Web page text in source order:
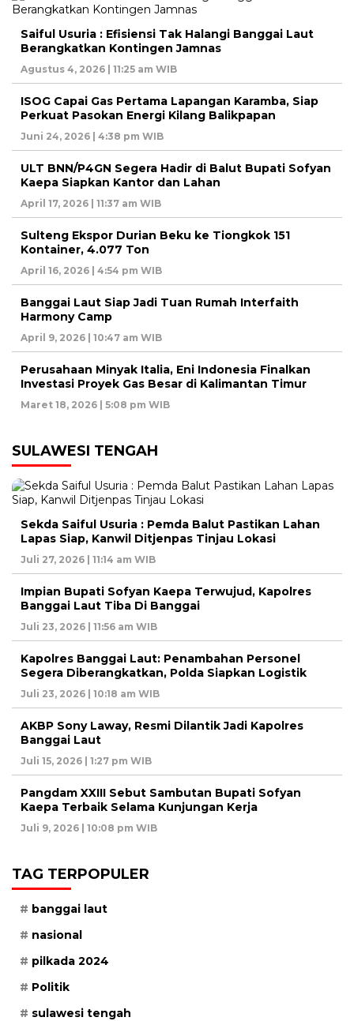
Saiful Usuria : Efisiensi Tak Halangi Banggai Laut
Berangkatkan Kontingen Jamnas
Agustus 4, 2026 | 11:25 am WIB
ISOG Capai Gas Pertama Lapangan Karamba, Siap
Perkuat Pasokan Energi Kilang Balikpapan
Juni 24, 2026 | 4:38 pm WIB
ULT BNN/P4GN Segera Hadir di Balut Bupati Sofyan
Kaepa Siapkan Kantor dan Lahan
April 17, 2026 | 11:37 am WIB
Sulteng Ekspor Durian Beku ke Tiongkok 151
Kontainer, 4.077 Ton
April 16, 2026 | 4:54 pm WIB
Banggai Laut Siap Jadi Tuan Rumah Interfaith
Harmony Camp
April 9, 2026 | 10:47 am WIB
Perusahaan Minyak Italia, Eni Indonesia Finalkan
Investasi Proyek Gas Besar di Kalimantan Timur
Maret 18, 2026 | 5:08 pm WIB
SULAWESI TENGAH
Sekda Saiful Usuria : Pemda Balut Pastikan Lahan
Lapas Siap, Kanwil Ditjenpas Tinjau Lokasi
Juli 27, 2026 | 11:14 am WIB
Impian Bupati Sofyan Kaepa Terwujud, Kapolres
Banggai Laut Tiba Di Banggai
Juli 23, 2026 | 11:56 am WIB
Kapolres Banggai Laut: Penambahan Personel
Segera Diberangkatkan, Polda Siapkan Logistik
Juli 23, 2026 | 10:18 am WIB
AKBP Sony Laway, Resmi Dilantik Jadi Kapolres
Banggai Laut
Juli 15, 2026 | 1:27 pm WIB
Pangdam XXIII Sebut Sambutan Bupati Sofyan
Kaepa Terbaik Selama Kunjungan Kerja
Juli 9, 2026 | 10:08 pm WIB
TAG TERPOPULER
banggai laut
nasional
pilkada 2024
Politik
sulawesi tengah